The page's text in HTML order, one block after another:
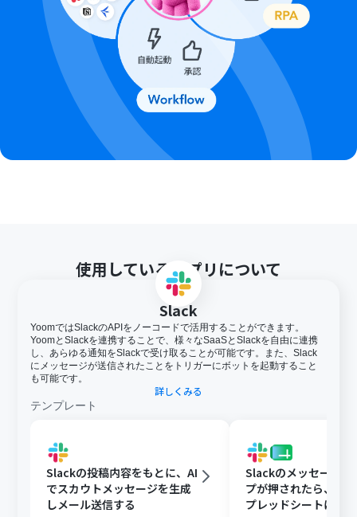
使用しているアプリについて
Slack
YoomではSlackのAPIをノーコードで活用することができます。
YoomとSlackを連携することで、様々なSaaSとSlackを自由に連携
し、あらゆる通知をSlackで受け取ることが可能です。また、Slack
にメッセージが送信されたことをトリガーにボットを起動すること
も可能です。
詳しくみる
テンプレート
Slackの投稿内容をもとに、AI
でスカウトメッセージを生成
しメール送信する
Slackのメッセージに
プが押されたら、
プレッドシートにメ